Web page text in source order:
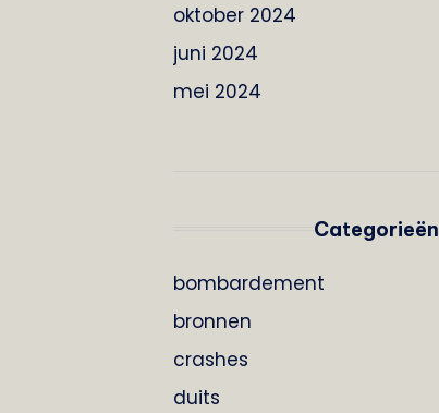
oktober 2024
juni 2024
mei 2024
Categorieën
bombardement
bronnen
crashes
duits